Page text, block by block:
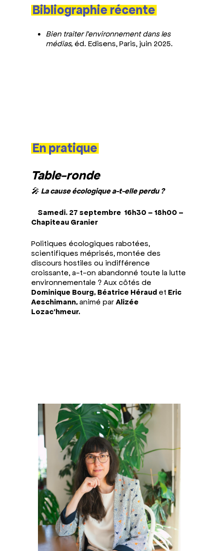
Bibliographie récente
Bien traiter l’environnement dans les
médias, éd. Edisens, Paris, juin 2025.
En pratique
Table-ronde
🎤 La cause écologique a-t-elle perdu ?
Samedi. 27 septembre 16h30 – 18h00 –
Chapiteau Granier
Politiques écologiques rabotées,
scientifiques méprisés, montée des
discours hostiles ou indifférence
croissante, a-t-on abandonné toute la lutte
environnementale ? Aux côtés de
Dominique Bourg, Béatrice Héraud et Eric
Aeschimann,animé parAlizée
Lozac’hmeur.